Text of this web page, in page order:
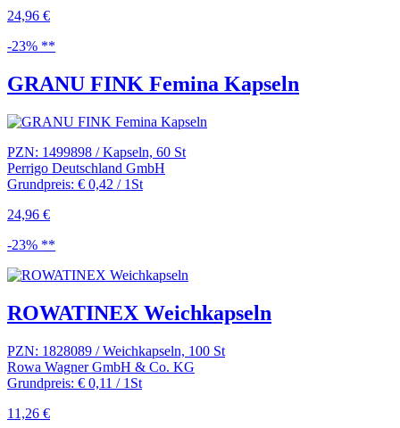
24,96 €
-23% **
GRANU FINK Femina Kapseln
PZN: 1499898 / Kapseln, 60 St
Perrigo Deutschland GmbH
Grundpreis: € 0,42 / 1St
24,96 €
-23% **
ROWATINEX Weichkapseln
PZN: 1828089 / Weichkapseln, 100 St
Rowa Wagner GmbH & Co. KG
Grundpreis: € 0,11 / 1St
11,26 €